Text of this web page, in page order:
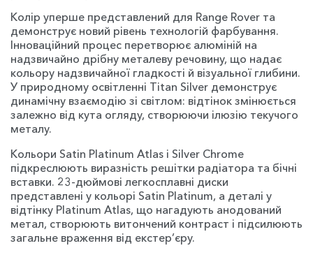
Колір уперше представлений для Range Rover та
демонструє новий рівень технологій фарбування.
Інноваційний процес перетворює алюміній на
надзвичайно дрібну металеву речовину, що надає
кольору надзвичайної гладкості й візуальної глибини.
У природному освітленні Titan Silver демонструє
динамічну взаємодію зі світлом: відтінок змінюється
залежно від кута огляду, створюючи ілюзію текучого
металу.
Кольори Satin Platinum Atlas і Silver Chrome
підкреслюють виразність решітки радіатора та бічні
вставки. 23-дюймові легкосплавні диски
представлені у кольорі Satin Platinum, а деталі у
відтінку Platinum Atlas, що нагадують анодований
метал, створюють витончений контраст і підсилюють
загальне враження від екстер’єру.